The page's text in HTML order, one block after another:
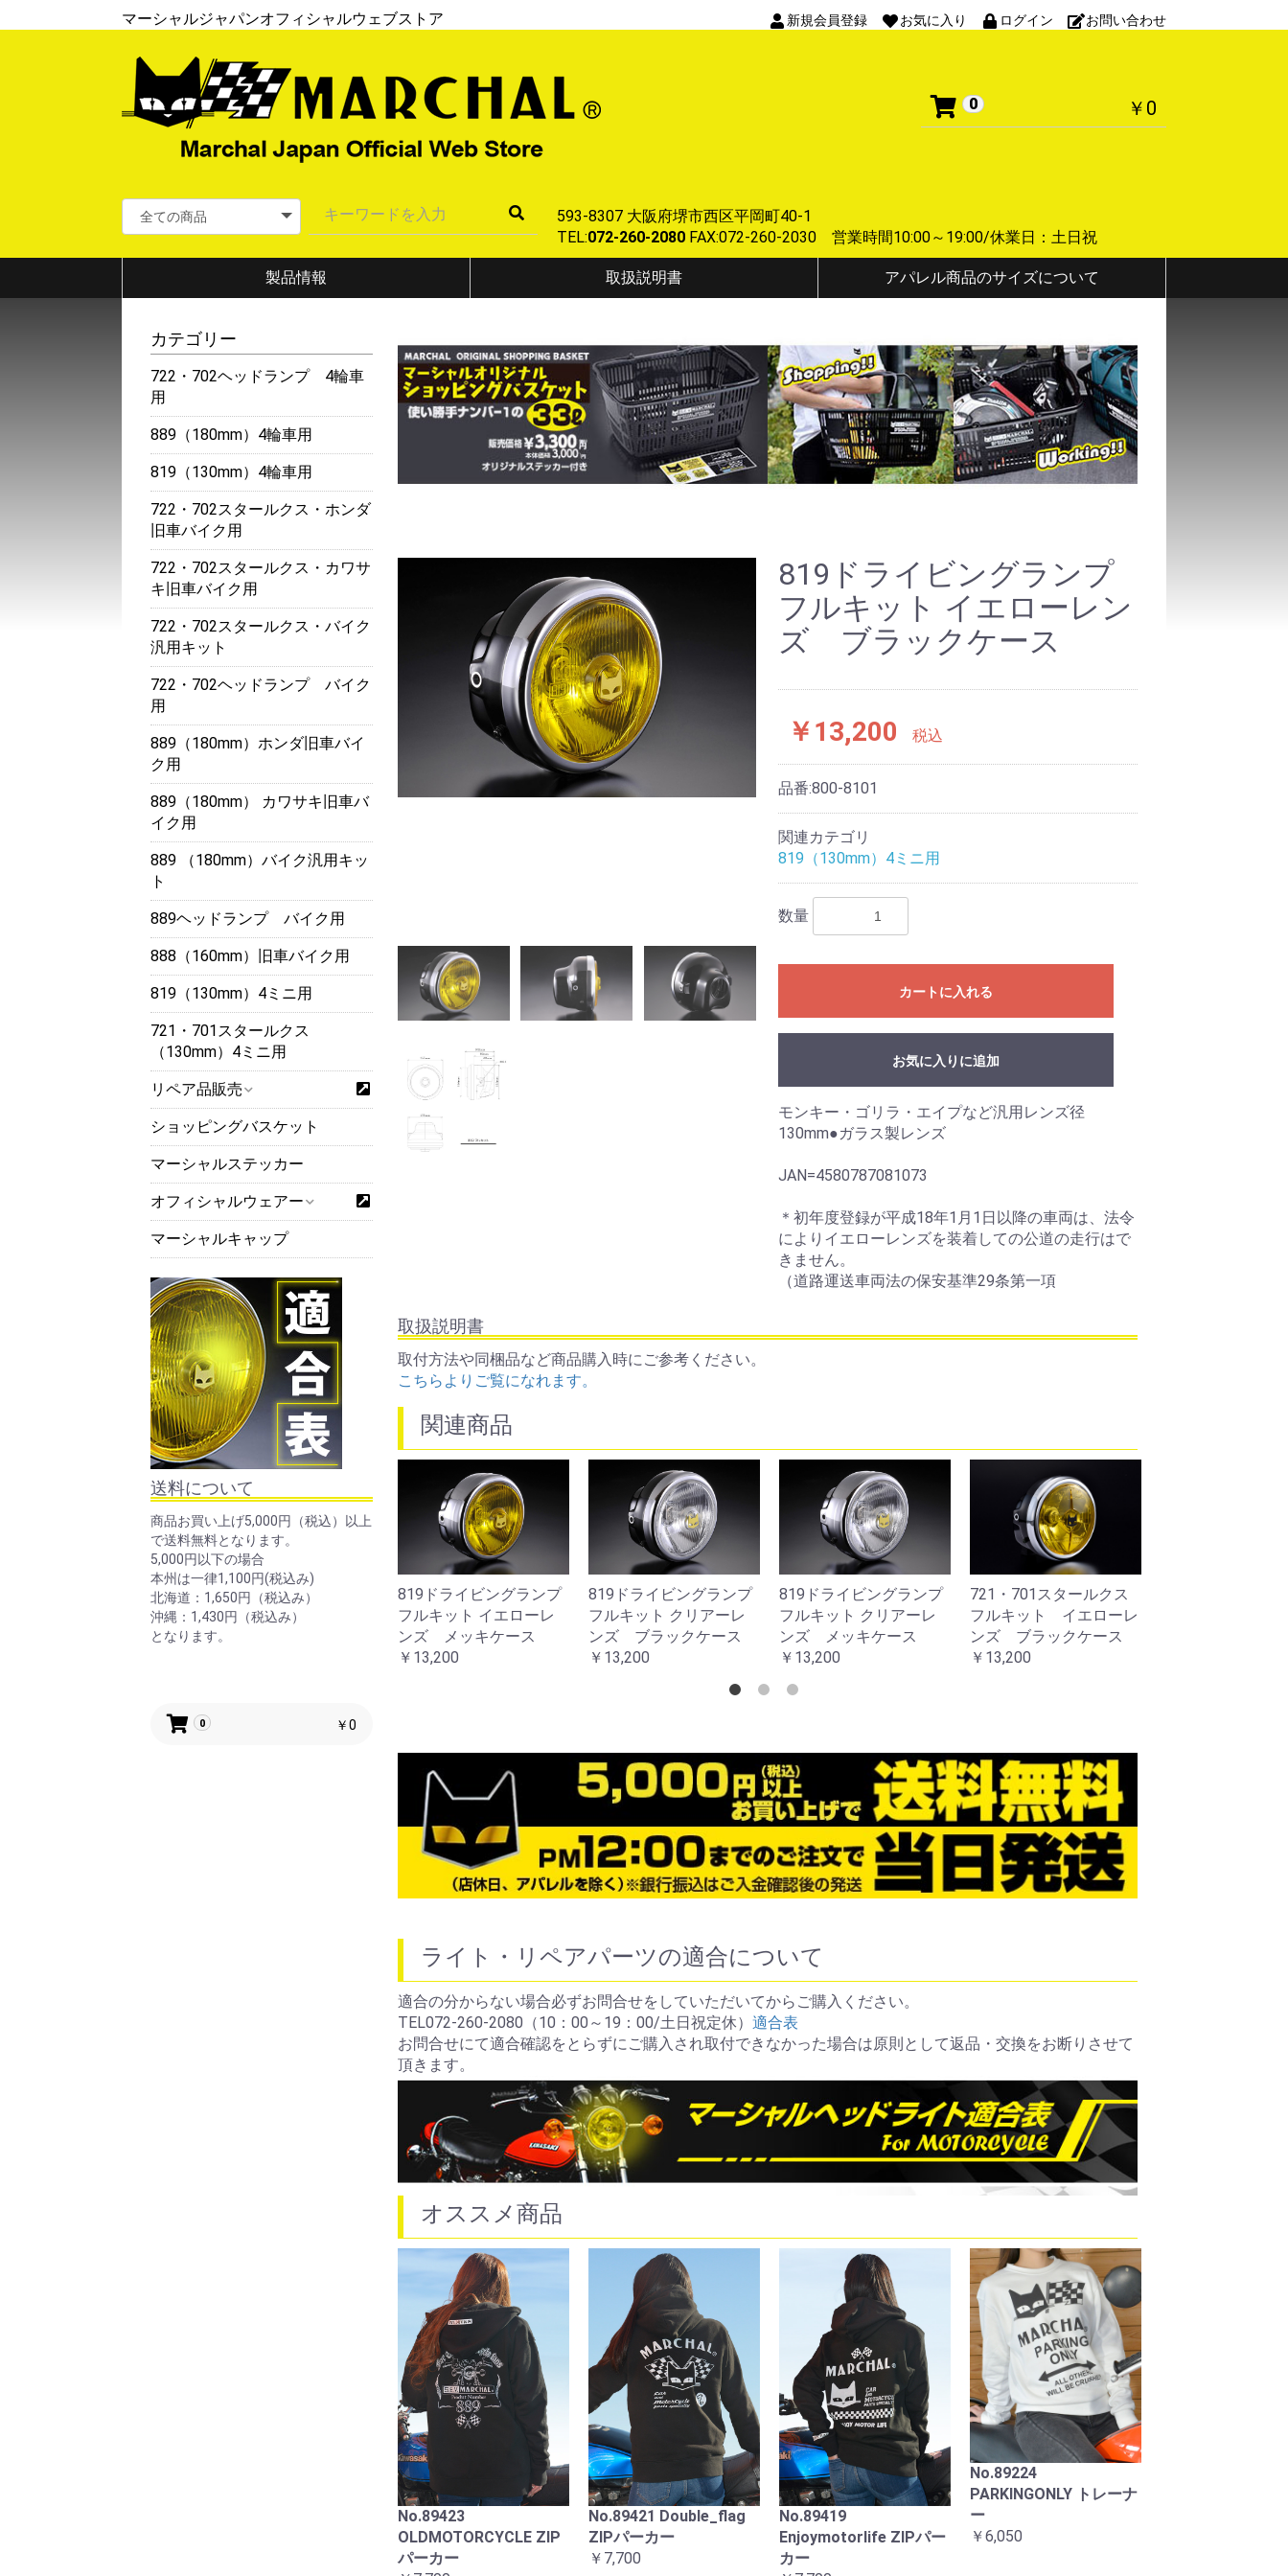
マーシャルジャパンオフィシャルウェブストア 新規会員登録 お気に入り ログイン お問い合わせ
0 ￥0
593-8307 大阪府堺市西区平岡町40-1
TEL:072-260-2080 FAX:072-260-2030 営業時間10:00～19:00/休業日：土日祝
製品情報 取扱説明書 アパレル商品のサイズについて
カテゴリー
722・702ヘッドランプ 4輪車
用
889（180mm）4輪車用
819（130mm）4輪車用
722・702スタールクス・ホンダ
旧車バイク用
722・702スタールクス・カワサ
キ旧車バイク用
722・702スタールクス・バイク
汎用キット
722・702ヘッドランプ バイク
用
889（180mm）ホンダ旧車バイ
ク用
889（180mm） カワサキ旧車バ
イク用
889 （180mm）バイク汎用キッ
ト
889ヘッドランプ バイク用
888（160mm）旧車バイク用
819（130mm）4ミニ用
721・701スタールクス
（130mm）4ミニ用
リペア品販売
ショッピングバスケット
マーシャルステッカー
オフィシャルウェアー
マーシャルキャップ
送料について
商品お買い上げ5,000円（税込）以上
で送料無料となります。
5,000円以下の場合
本州は一律1,100円(税込み)
北海道：1,650円（税込み）
沖縄：1,430円（税込み）
となります。
0 ￥0
819ドライビングランプ
フルキット イエローレン
ズ ブラックケース
￥13,200 税込
品番:800-8101
関連カテゴリ
819（130mm）4ミニ用
数量
カートに入れる
お買い物を続ける カートへ進む
お気に入りに追加
モンキー・ゴリラ・エイプなど汎用レンズ径
130mm●ガラス製レンズ
JAN=4580787081073
＊初年度登録が平成18年1月1日以降の車両は、法令
によりイエローレンズを装着しての公道の走行はで
きません。
（道路運送車両法の保安基準29条第一項
取扱説明書
取付方法や同梱品など商品購入時にご参考ください。
こちらよりご覧になれます。
関連商品
819ドライビングランプ
フルキット クリアーレ
ンズ メッキケース
721・701スタールクス
フルキット イエローレ
ンズ ブラックケース
721・701スタールクス
フルキット イエローレ
ンズ メッキケース
￥13,200
721・701スタールクス
フルキット クリアーレ
ンズ ブラックケース
￥13,200
721・701スタールクス
フルキット クリアーレ
ンズ メッキケース
￥13,200
819/721リム（クリップ
5個付）
￥2,200
ライト・リペアパーツの適合について
適合の分からない場合必ずお問合せをしていただいてからご購入ください。
TEL072-260-2080（10：00～19：00/土日祝定休） 適合表
お問合せにて適合確認をとらずにご購入され取付できなかった場合は原則として返品・交換をお断りさせて
頂きます。
オススメ商品
889ドライビングランプ
フルキット イエローレ
ンズ ブラックケース
ホンダ用
￥22,000
722・702スタールクス
フルキット クリアーレ
ンズ ブラックケース
カワサキ用
￥22,000
721・701スタールクス
ASSY イエローレンズ
￥13,200
819ドライビングランプ
ASSY クリアーレンズ
￥13,200